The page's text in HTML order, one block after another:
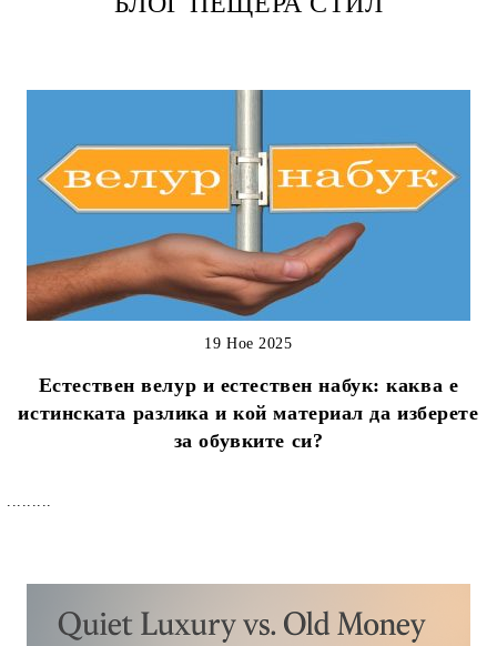
Естествен велур и естествен набук: каква е
истинската разлика и кой материал да изберете
за обувките си?
19 Ное 2025